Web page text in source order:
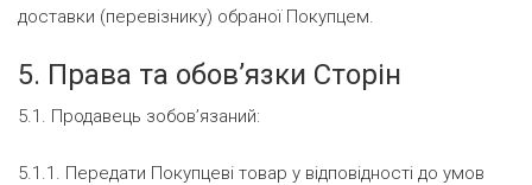
доставки (перевізнику) обраної Покупцем.
5. Права та обов’язки Сторін
5.1. Продавець зобов’язаний:
5.1.1. Передати Покупцеві товар у відповідності до умов